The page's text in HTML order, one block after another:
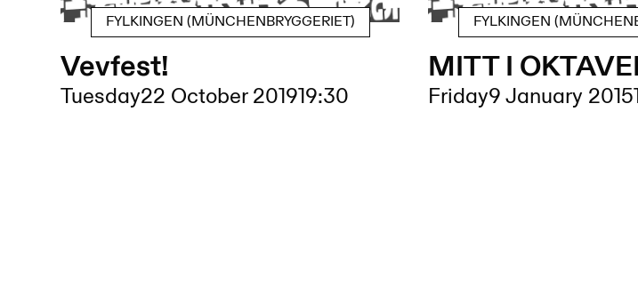
FYLKINGEN (MÜNCHENBRYGGERIET)
Vevfest!
Tuesday22 October 201919:30
FYLKINGEN
MITT I
Friday9 January 2015